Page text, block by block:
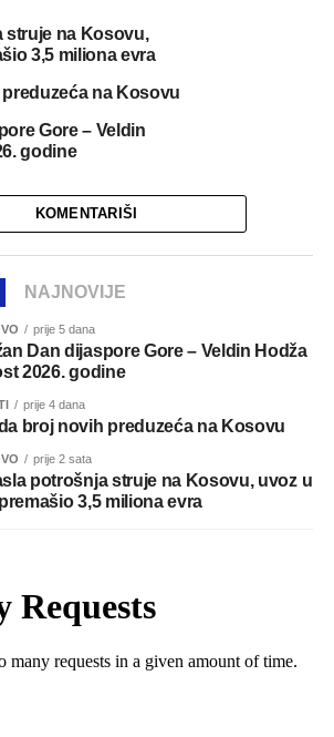
struje na Kosovu,
3,5 miliona evra
na Kosovu
Gore – Veldin
godine
KOMENTARIŠI
NAJNOVIJE
prije 5 dana
Dan dijaspore Gore – Veldin Hodža
2026. godine
prije 4 dana
broj novih preduzeća na Kosovu
prije 2 sata
potrošnja struje na Kosovu, uvoz u
3,5 miliona evra